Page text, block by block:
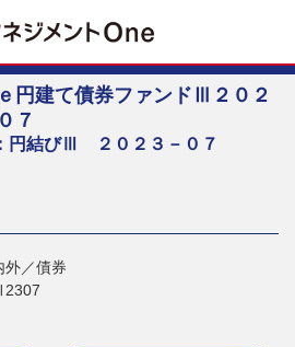
円建て債券ファンドⅢ２０２
７
円結びⅢ ２０２３－０７
外／債券